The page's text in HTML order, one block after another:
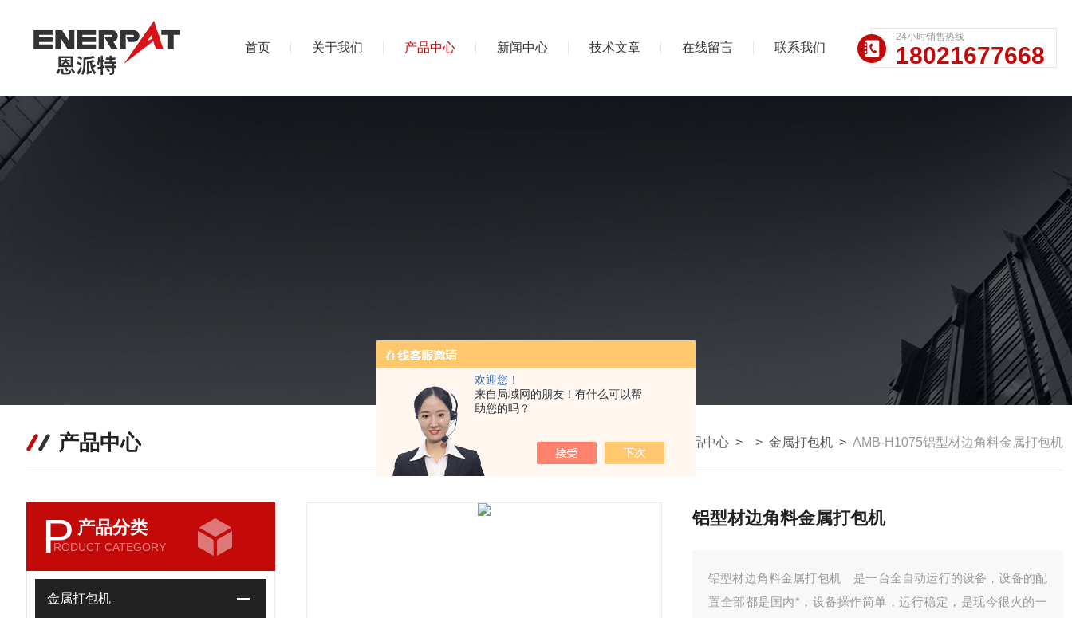
欢迎您！
来自局域网的朋友！有什么可以帮
助您的吗？
首页 关于我们 产品中心 新闻中心 技术文章 在线留言 联系我们
24小时销售热线
18021677668
产品中心 我的位置：首页> 产品中心 > > 金属打包机 > AMB-H1075铝型材边角料金属打包机
P 产品分类
RODUCT CATEGORY
金属打包机
铝型材边角料金属打包机
铝型材边角料金属打包机 是一台全自动运行的设备，设备的配
置全部都是国内*，设备操作简单，运行稳定，是现今很火的一